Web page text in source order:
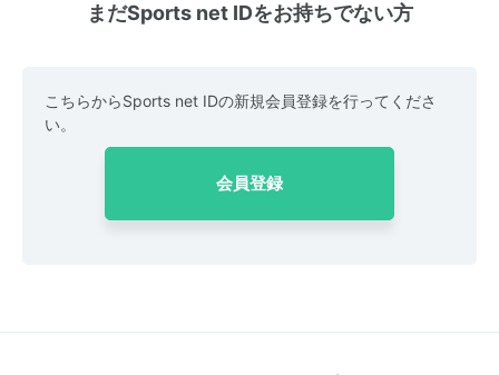
まだSports net IDをお持ちでない方
こちらからSports net IDの新規会員登録を行ってくださ
い。
会員登録